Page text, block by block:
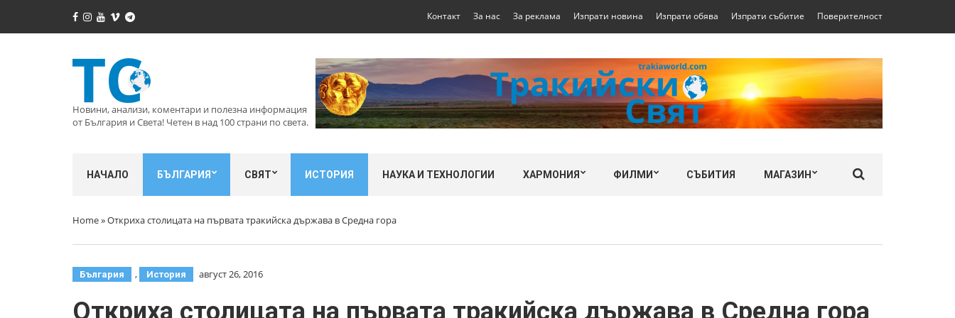
Контакт За нас За реклама Изпрати новина Изпрати обява Изпрати събитие Поверителност
Новини, анализи, коментари и полезна информация
от България и Света! Четен в над 100 страни по света.
НАЧАЛО БЪЛГАРИЯ СВЯТ ИСТОРИЯ НАУКА И ТЕХНОЛОГИИ ХАРМОНИЯ ФИЛМИ СЪБИТИЯ МАГАЗИН
Home»Откриха столицата на първата тракийска държава в Средна гора
България , История август 26, 2016
Откриха столицата на първата тракийска държава в Средна гора